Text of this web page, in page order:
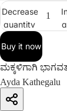
Decrease
quantity
Buy it now
ಮಕ್ಕಳಿಗಾಗಿ
Ayda Kathegalu